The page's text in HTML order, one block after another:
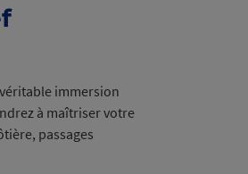
immersion
à maîtriser votre
passages